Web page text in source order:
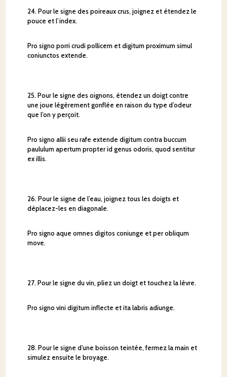
24. Pour le signe des poireaux crus, joignez et étendez le
pouce et l’index.
Pro signo porri crudi pollicem et digitum proximum simul
coniunctos extende.
25. Pour le signe des oignons, étendez un doigt contre
une joue légèrement gonflée en raison du type d’odeur
que l’on y perçoit.
Pro signo allii seu rafe extende digitum contra buccum
paululum apertum propter id genus odoris, quod sentitur
ex illis.
26. Pour le signe de l’eau, joignez tous les doigts et
déplacez-les en diagonale.
Pro signo aque omnes digitos coniunge et per obliqum
move.
27. Pour le signe du vin, pliez un doigt et touchez la lèvre.
Pro signo vini digitum inflecte et ita labris adiunge.
28. Pour le signe d’une boisson teintée, fermez la main et
simulez ensuite le broyage.